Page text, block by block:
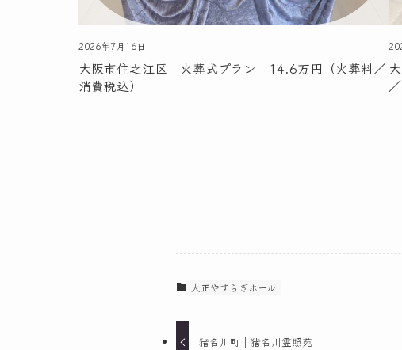
2026年7月16日
大阪市住之江区｜火葬式プラン 14.6万円（火葬料／
消費税込）
大正やすらぎホール
猪名川町｜猪名川霊照苑